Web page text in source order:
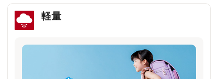
雨の日や薄暗い夕方でもドライバーの注意を引
軽量